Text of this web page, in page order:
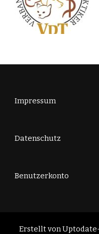
Impressum
Datenschutz
Benutzerkonto
Erstellt von